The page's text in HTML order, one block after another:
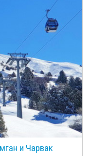
и Чарвак